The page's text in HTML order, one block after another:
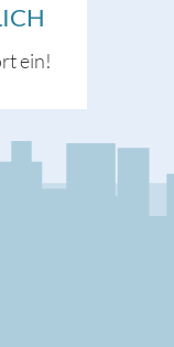
ein!